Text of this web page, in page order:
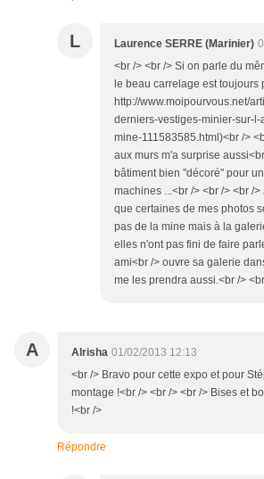
L Laurence SERRE (Marinier)
<br /> <br /> Si on parle du
le beau carrelage est toujours
http://www.moipourvous.net/
derniers-vestiges-minier-sur-
mine-111583585.html)<br />
aux murs m'a surprise
bâtiment bien "décoré" pour
machines ...<br /> <br /> <br /
que certaines de mes photos
pas de la mine mais à la
elles n'ont pas fini de faire
ami<br /> ouvre sa galerie
me les prendra aussi.<br />
A Alrisha 01/02/2013 12:13
<br /> Bravo pour cette expo et pour
montage !<br /> <br /> <br /> Bises et
!<br />
Répondre